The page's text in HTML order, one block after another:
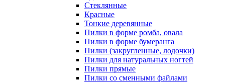
Стеклянные
Красные
Тонкие деревянные
Пилки в форме ромба, овала
Пилки в форме бумеранга
Пилки (закругленные, лодочки)
Пилки для натуральных ногтей
Пилки прямые
Пилки со сменными файлами